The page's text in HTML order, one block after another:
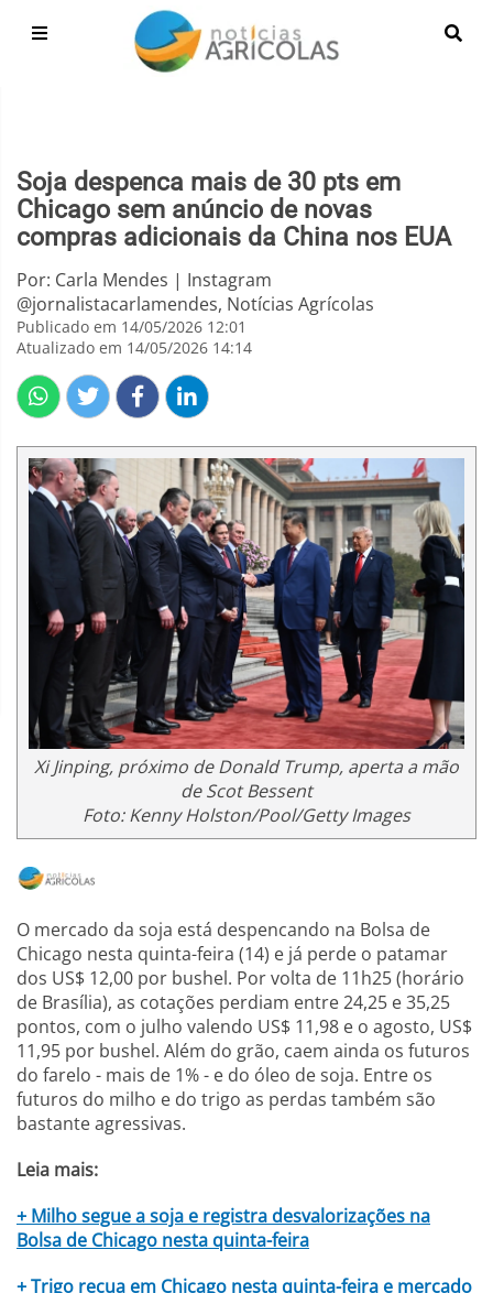
Soja despenca mais de 30 pts em
Chicago sem anúncio de novas
compras adicionais da China nos EUA
Por: Carla Mendes | Instagram
@jornalistacarlamendes, Notícias Agrícolas
Publicado em 14/05/2026 12:01
Atualizado em 14/05/2026 14:14
Xi Jinping, próximo de Donald Trump, aperta a mão
de Scot Bessent
Foto: Kenny Holston/Pool/Getty Images
O mercado da soja está despencando na Bolsa de
Chicago nesta quinta-feira (14) e já perde o patamar
dos US$ 12,00 por bushel. Por volta de 11h25 (horário
de Brasília), as cotações perdiam entre 24,25 e 35,25
pontos, com o julho valendo US$ 11,98 e o agosto, US$
11,95 por bushel. Além do grão, caem ainda os futuros
do farelo - mais de 1% - e do óleo de soja. Entre os
futuros do milho e do trigo as perdas também são
bastante agressivas.
Leia mais:
+ Milho segue a soja e registra desvalorizações na
Bolsa de Chicago nesta quinta-feira
+ Trigo recua em Chicago nesta quinta-feira e mercado